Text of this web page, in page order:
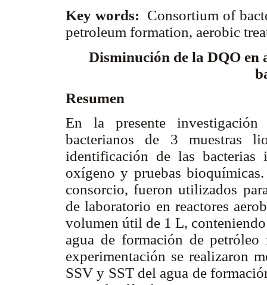
Key words: Consortium of
petroleum formation, aerobic
Disminución de la DQO en
Resumen
En la presente
bacterianos de 3 muestras
identificación de las
oxígeno y pruebas
consorcio, fueron utilizados
de laboratorio en reactores
volumen útil de 1 L,
agua de formación de
experimentación se realizaron
SSV y SST del agua de